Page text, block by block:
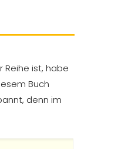
Reihe ist, habe
Buch
denn im